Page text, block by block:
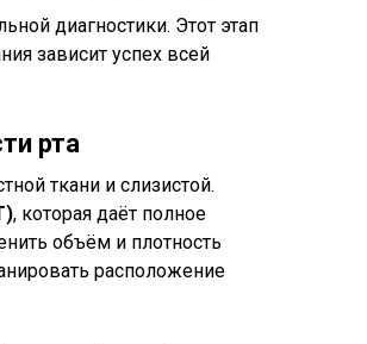
диагностики. Этот этап
зависит успех всей
рта
ткани и слизистой.
, которая даёт полное
объём и плотность
расположение